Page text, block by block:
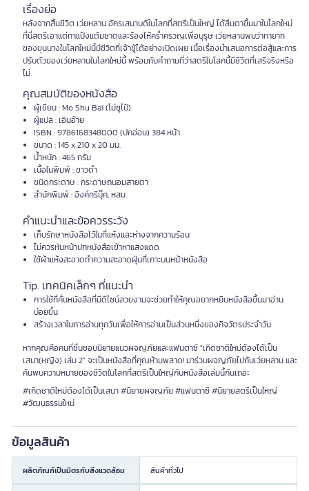
เรื่องย่อ
หลังจากสิ้นชีวิต เว่ยหลาน อัครเสนาบดีในโลกที่สตรีเป็นใหญ่ ได้ลืมตาขึ้นมาในโลกใหม่
ที่นี่สตรีเอาแต่ทาแป้งแต้มชาดและร้องไห้คร่ำครวญเพื่อบุรุษ เว่ยหลานพบว่าทายาท
ของขุนนางในโลกใหม่นี้มีชีวิตที่เจ้าชู้ได้อย่างเปิดเผย เนื้อเรื่องนำเสนอการต่อสู้และการ
ปรับตัวของเว่ยหลานในโลกใหม่นี้ พร้อมกับคำถามที่ว่าสตรีในโลกนี้มีชีวิตที่เสรีจริงหรือ
ไม่
คุณสมบัติของหนังสือ
ผู้เขียน : Mo Shu Bai (โม่ซูไป๋)
ผู้แปล : เอินอ้าย
ISBN : 9786168348000 (ปกอ่อน) 384 หน้า
ขนาด : 145 x 210 x 20 มม.
น้ำหนัก : 465 กรัม
เนื้อในพิมพ์ : ขาวดำ
ชนิดกระดาษ : กระดาษถนอมสายตา
สำนักพิมพ์ : อิงค์ทรีบุ๊ค, หสม.
คำแนะนำและข้อควรระวัง
เก็บรักษาหนังสือไว้ในที่แห้งและห่างจากความร้อน
ไม่ควรหันหน้าปกหนังสือเข้าหาแสงแดด
ใช้ผ้าแห้งสะอาดทำความสะอาดฝุ่นที่เกาะบนหน้าหนังสือ
Tip. เทคนิคเล็กๆ ที่แนะนำ
การใช้ที่คั่นหนังสือที่มีดีไซน์สวยงามจะช่วยทำให้คุณอยากหยิบหนังสือขึ้นมาอ่าน
บ่อยขึ้น
สร้างเวลาในการอ่านทุกวันเพื่อให้การอ่านเป็นส่วนหนึ่งของกิจวัตรประจำวัน
หากคุณคือคนที่ชื่นชอบนิยายแนวผจญภัยและแฟนตาซี "เกิดชาติใหม่ต้องได้เป็น
เสนา(หญิง) เล่ม 2" จะเป็นหนังสือที่คุณห้ามพลาด! มาร่วมผจญภัยไปกับเว่ยหลาน และ
ค้นพบความหมายของชีวิตในโลกที่สตรีเป็นใหญ่กับหนังสือเล่มนี้กันเถอะ
#เกิดชาติใหม่ต้องได้เป็นเสนา #นิยายผจญภัย #แฟนตาซี #นิยายสตรีเป็นใหญ่
#วัฒนธรรมใหม่
ข้อมูลสินค้า
ผลิตภัณฑ์เป็นมิตรกับสิ่งแวดล้อม สินค้าทั่วไป